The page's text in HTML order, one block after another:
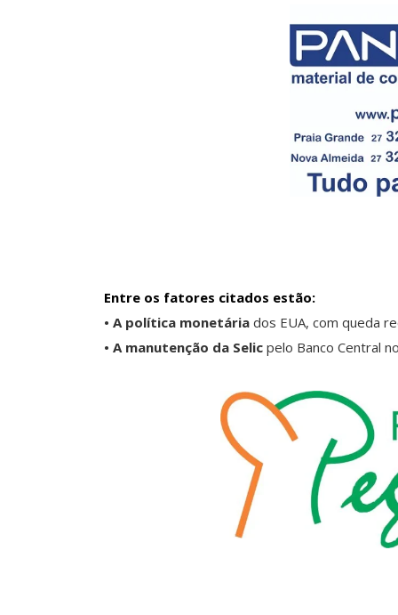
Entre os fatores citados estão:
• A política monetária dos EUA, com queda
• A manutenção da Selic pelo Banco Central